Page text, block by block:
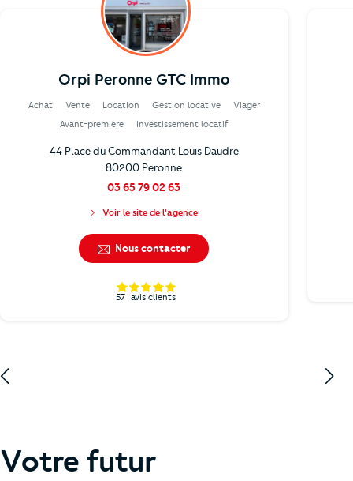
Orpi Peronne GTC Immo
Achat Vente Location Gestion locative
Viager
Avant-première
Investissement locatif
44 Place du Commandant Louis Daudre
80200 Peronne
03 65 79 02 63
Voir le site de l'agence
Nous contacter
57 avis clients
Votre futur